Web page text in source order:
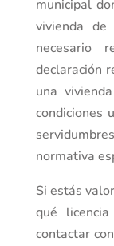
municipal
vivienda
necesario
declaración
una
condiciones
normativa
Si estás
qué
contactar